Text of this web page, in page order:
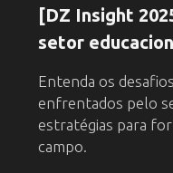
[DZ Insight
setor
Entenda os
enfrentados pelo
estratégias para
campo.